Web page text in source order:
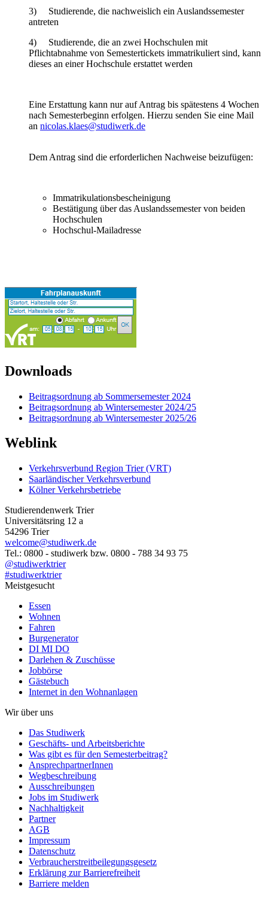
3) Studierende, die nachweislich ein Auslandssemester
antreten
4) Studierende, die an zwei Hochschulen mit
Pflichtabnahme von Semestertickets immatrikuliert sind, kann
dieses an einer Hochschule erstattet werden
Eine Erstattung kann nur auf Antrag bis spätestens 4 Wochen
nach Semesterbeginn erfolgen. Hierzu senden Sie eine Mail
an nicolas.klaes@studiwerk.de
Dem Antrag sind die erforderlichen Nachweise beizufügen:
Immatrikulationsbescheinigung
Bestätigung über das Auslandssemester von beiden
Hochschulen
Hochschul-Mailadresse
Downloads
Beitragsordnung ab Sommersemester 2024
Beitragsordnung ab Wintersemester 2024/25
Beitragsordnung ab Wintersemester 2025/26
Weblink
Verkehrsverbund Region Trier (VRT)
Saarländischer Verkehrsverbund
Kölner Verkehrsbetriebe
Studierendenwerk Trier
Universitätsring 12 a
54296 Trier
welcome@studiwerk.de
Tel.: 0800 - studiwerk bzw. 0800 - 788 34 93 75
@studiwerktrier
#studiwerktrier
Meistgesucht
Essen
Wohnen
Fahren
Burgenerator
DI MI DO
Darlehen & Zuschüsse
Jobbörse
Gästebuch
Internet in den Wohnanlagen
Wir über uns
Das Studiwerk
Geschäfts- und Arbeitsberichte
Was gibt es für den Semesterbeitrag?
AnsprechpartnerInnen
Wegbeschreibung
Ausschreibungen
Jobs im Studiwerk
Nachhaltigkeit
Partner
AGB
Impressum
Datenschutz
Verbraucherstreitbeilegungsgesetz
Erklärung zur Barrierefreiheit
Barriere melden